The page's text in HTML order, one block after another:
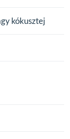
kókusztej